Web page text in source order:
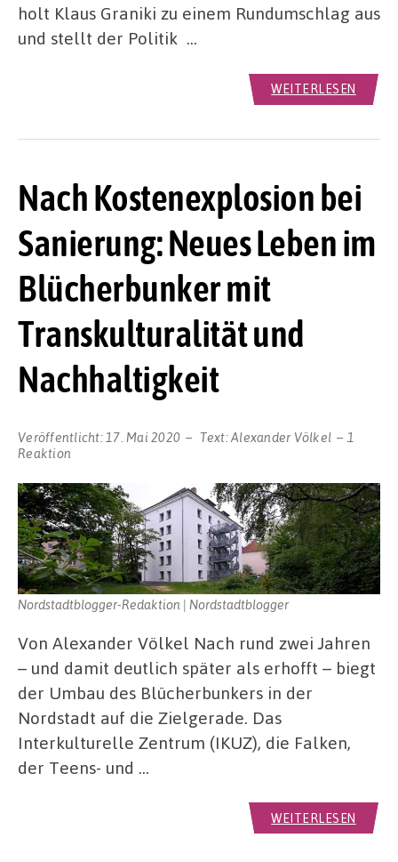
holt Klaus Graniki zu einem Rundumschlag aus
und stellt der Politik …
WEITERLESEN
Nach Kostenexplosion bei
Sanierung: Neues Leben im
Blücherbunker mit
Transkulturalität und
Nachhaltigkeit
Veröffentlicht: 17. Mai 2020 Text:Alexander Völkel
1
Reaktion
Nordstadtblogger-Redaktion | Nordstadtblogger
Von Alexander Völkel Nach rund zwei Jahren
– und damit deutlich später als erhofft – biegt
der Umbau des Blücherbunkers in der
Nordstadt auf die Zielgerade. Das
Interkulturelle Zentrum (IKUZ), die Falken,
der Teens- und …
WEITERLESEN